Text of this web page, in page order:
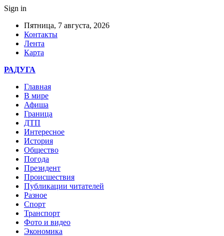
Sign in
Пятница, 7 августа, 2026
Контакты
Лента
Карта
РАДУГА
Главная
В мире
Афиша
Граница
ДТП
Интересное
История
Общество
Погода
Президент
Происшествия
Публикации читателей
Разное
Спорт
Транспорт
Фото и видео
Экономика